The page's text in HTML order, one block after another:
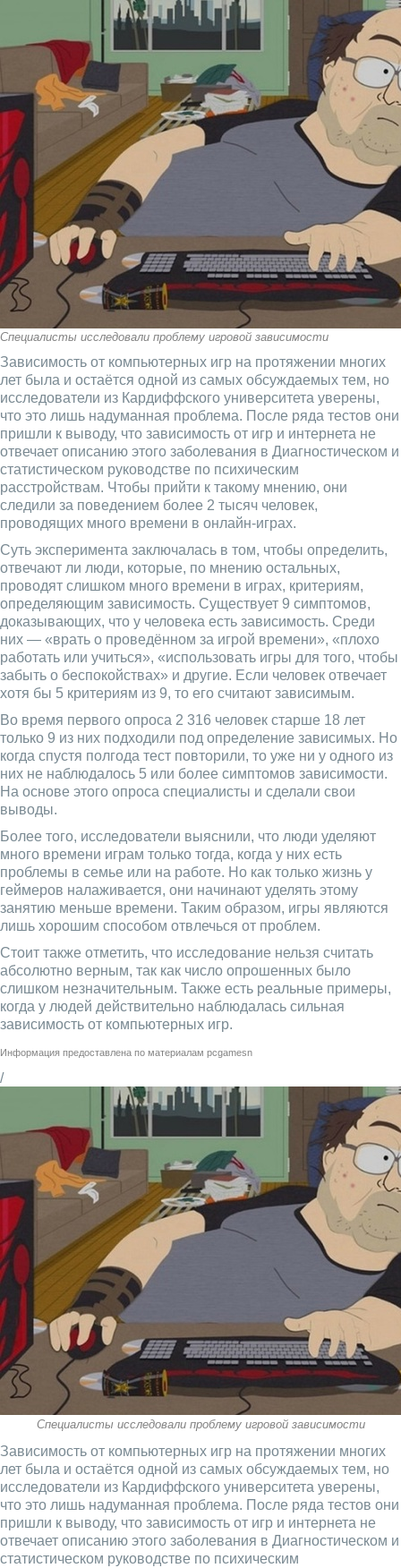
Специалисты исследовали проблему игровой зависимости
Зависимость от компьютерных игр на протяжении многих
лет была и остаётся одной из самых обсуждаемых тем, но
исследователи из Кардиффского университета уверены,
что это лишь надуманная проблема. После ряда тестов они
пришли к выводу, что зависимость от игр и интернета не
отвечает описанию этого заболевания в Диагностическом и
статистическом руководстве по психическим
расстройствам. Чтобы прийти к такому мнению, они
следили за поведением более 2 тысяч человек,
проводящих много времени в онлайн-играх.
Суть эксперимента заключалась в том, чтобы определить,
отвечают ли люди, которые, по мнению остальных,
проводят слишком много времени в играх, критериям,
определяющим зависимость. Существует 9 симптомов,
доказывающих, что у человека есть зависимость. Среди
них — «врать о проведённом за игрой времени», «плохо
работать или учиться», «использовать игры для того, чтобы
забыть о беспокойствах» и другие. Если человек отвечает
хотя бы 5 критериям из 9, то его считают зависимым.
Во время первого опроса 2 316 человек старше 18 лет
только 9 из них подходили под определение зависимых. Но
когда спустя полгода тест повторили, то уже ни у одного из
них не наблюдалось 5 или более симптомов зависимости.
На основе этого опроса специалисты и сделали свои
выводы.
Более того, исследователи выяснили, что люди уделяют
много времени играм только тогда, когда у них есть
проблемы в семье или на работе. Но как только жизнь у
геймеров налаживается, они начинают уделять этому
занятию меньше времени. Таким образом, игры являются
лишь хорошим способом отвлечься от проблем.
Стоит также отметить, что исследование нельзя считать
абсолютно верным, так как число опрошенных было
слишком незначительным. Также есть реальные примеры,
когда у людей действительно наблюдалась сильная
зависимость от компьютерных игр.
Информация предоставлена по материалам pcgamesn
/
Специалисты исследовали проблему игровой зависимости
Зависимость от компьютерных игр на протяжении многих
лет была и остаётся одной из самых обсуждаемых тем, но
исследователи из Кардиффского университета уверены,
что это лишь надуманная проблема. После ряда тестов они
пришли к выводу, что зависимость от игр и интернета не
отвечает описанию этого заболевания в Диагностическом и
статистическом руководстве по психическим